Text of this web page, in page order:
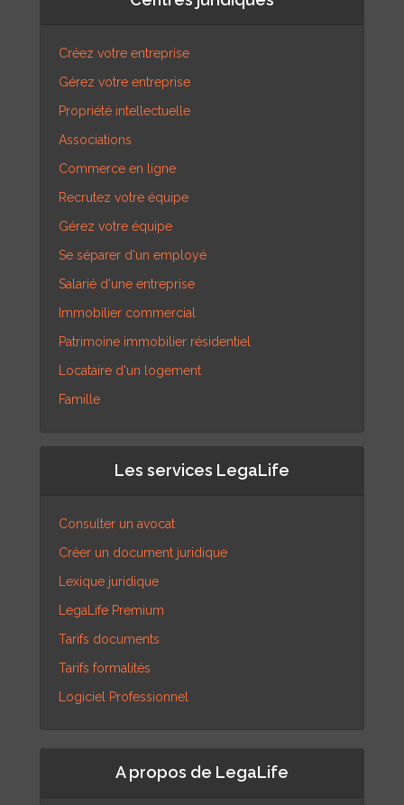
Créez votre entreprise
Gérez votre entreprise
Propriété intellectuelle
Associations
Commerce en ligne
Recrutez votre équipe
Gérez votre équipe
Se séparer d'un employé
Salarié d'une entreprise
Immobilier commercial
Patrimoine immobilier résidentiel
Locataire d'un logement
Famille
Les services LegaLife
Consulter un avocat
Créer un document juridique
Lexique juridique
LegaLife Premium
Tarifs documents
Tarifs formalités
Logiciel Professionnel
A propos de LegaLife